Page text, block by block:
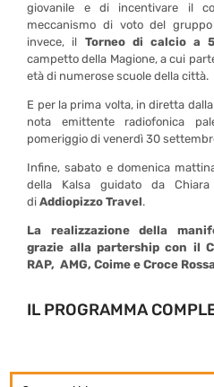
giovanile e di incentivare il
meccanismo di voto del
invece, il Torneo di calcio a
campetto della Magione, a cui
età di numerose scuole della città.
E per la prima volta, in diretta
nota emittente radiofonica
pomeriggio di venerdì 30
Infine, sabato e domenica
della Kalsa guidato da
diAddiopizzo Travel.
La realizzazione della
grazie alla partership con il
RAP, AMG, Coime e Croce
IL PROGRAMMA